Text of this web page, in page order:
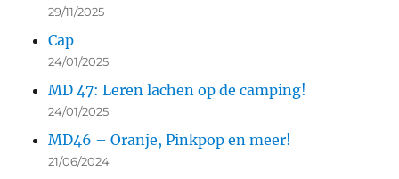
29/11/2025
Cap
24/01/2025
MD 47: Leren lachen op de camping!
24/01/2025
MD46 – Oranje, Pinkpop en meer!
21/06/2024